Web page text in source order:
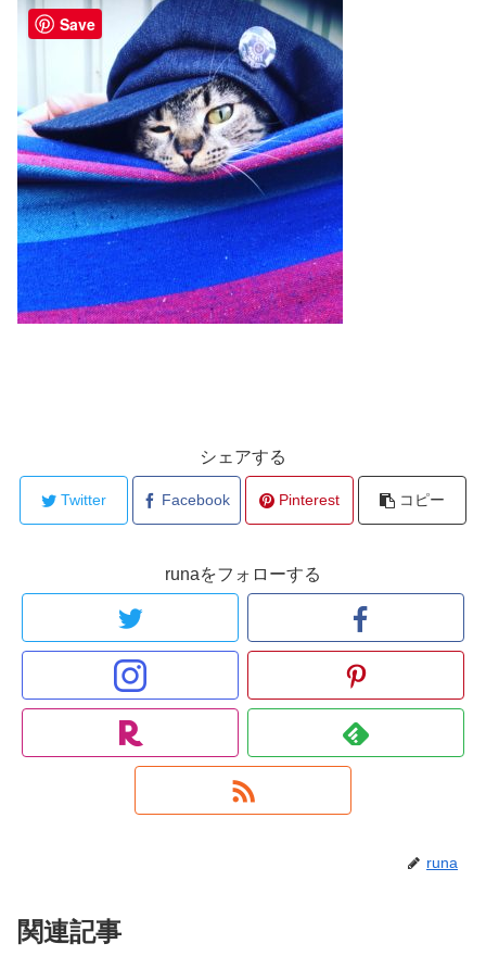
シェアする
Twitter Facebook Pinterest コピー
runaをフォローする
runa
関連記事
Save